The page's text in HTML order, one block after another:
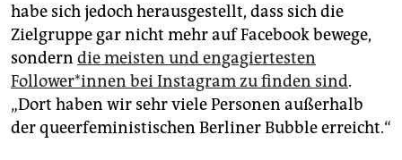
habe sich jedoch herausgestellt, dass sich die
Zielgruppe gar nicht mehr auf Facebook bewege,
sondern die meisten und engagiertesten
Follower*innen bei Instagram zu finden sind.
„Dort haben wir sehr viele Personen außerhalb
der queerfeministischen Berliner Bubble erreicht.“